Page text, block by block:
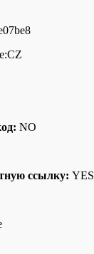
NO
ссылку: YES